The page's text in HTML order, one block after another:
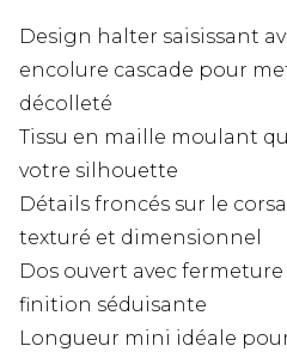
Design halter saisissant
encolure cascade pour
décolleté
Tissu en maille moulant
votre silhouette
Détails froncés sur le
texturé et dimensionnel
Dos ouvert avec
finition séduisante
Longueur mini idéale